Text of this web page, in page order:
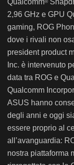
Qualcomm
2,96 GHz e GPU
gaming, ROG
dove i rivali non
president product
Inc. è intervenuto
data tra ROG e
Qualcomm
ASUS hanno
degli anni e oggi
essere proprio al
all’avanguardia:
nostra piattaforma